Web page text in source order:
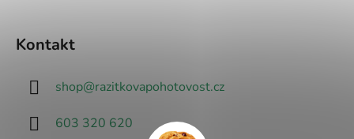
Kontakt
shop@razitkovapohotovost.cz
603 320 620